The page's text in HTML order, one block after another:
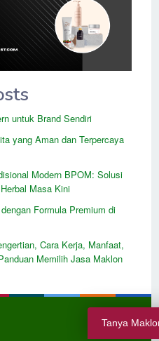
untuk Brand Sendiri
yang Aman dan Terpercaya
Modern BPOM: Solusi
Masa Kini
Formula Premium di
Cara Kerja, Manfaat,
Memilih Jasa Maklon
Tanya